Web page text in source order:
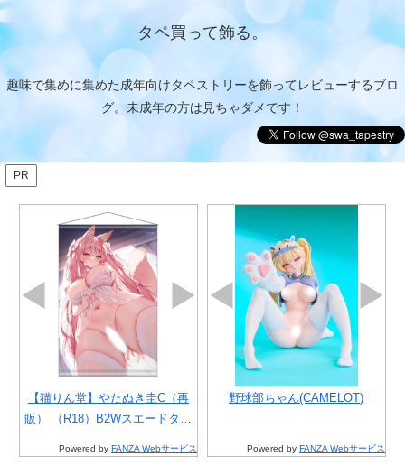
タペ買って飾る。
趣味で集めに集めた成年向けタペストリーを飾ってレビューするブロ
グ。未成年の方は見ちゃダメです！
PR
【猫りん堂】無休 （R18）B2W
スエードタペストリー 7月10日
【猫りん堂】ばろっと （R18）
Powered by FANZA Webサービス
野球部ちゃん(CAMELOT) 四ツ野若葉(HOTVENUS)
Powered by FANZA Webサービス